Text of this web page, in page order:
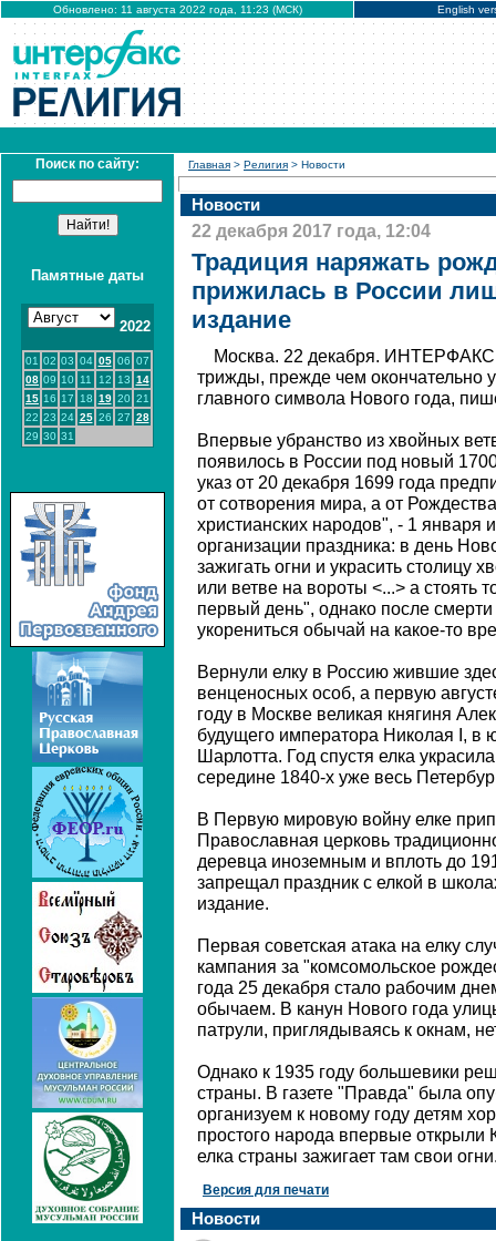
Обновлено: 11 августа 2022 года, 11:23 (МСК) English
Поиск по сайту:
Памятные даты
2022
01 02 03 04 05 06 07
08 09 10 11 12 13 14
15 16 17 18 19 20 21
22 23 24 25 26 27 28
29 30 31
Главная > Религия > Новости
Новости
22 декабря 2017 года, 12:04
Традиция наряжать
прижилась в России
издание
Москва. 22 декабря. ИНТЕРФАКС
трижды, прежде чем окончательно
главного символа Нового года,
Впервые убранство из хвойных
появилось в России под новый
указ от 20 декабря 1699 года
от сотворения мира, а от
христианских народов", - 1 января
организации праздника: в день
зажигать огни и украсить столицу
или ветве на вороты <...> а стоять
первый день", однако после
укорениться обычай на какое-то
Вернули елку в Россию жившие
венценосных особ, а первую
году в Москве великая княгиня
будущего императора Николая I, в
Шарлотта. Год спустя елка
середине 1840-х уже весь
В Первую мировую войну елке
Православная церковь
деревца иноземным и вплоть до
запрещал праздник с елкой в
издание.
Первая советская атака на елку
кампания за "комсомольское
года 25 декабря стало рабочим
обычаем. В канун Нового года
патрули, приглядываясь к окнам,
Однако к 1935 году большевики
страны. В газете "Правда" была
организуем к новому году детям
простого народа впервые открыли
елка страны зажигает там свои
Версия для печати
Новости